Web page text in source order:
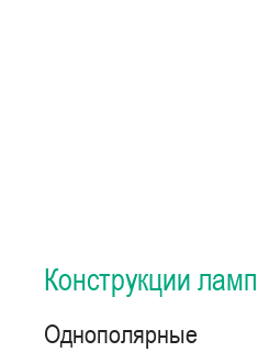
Конструкции
Однополярные